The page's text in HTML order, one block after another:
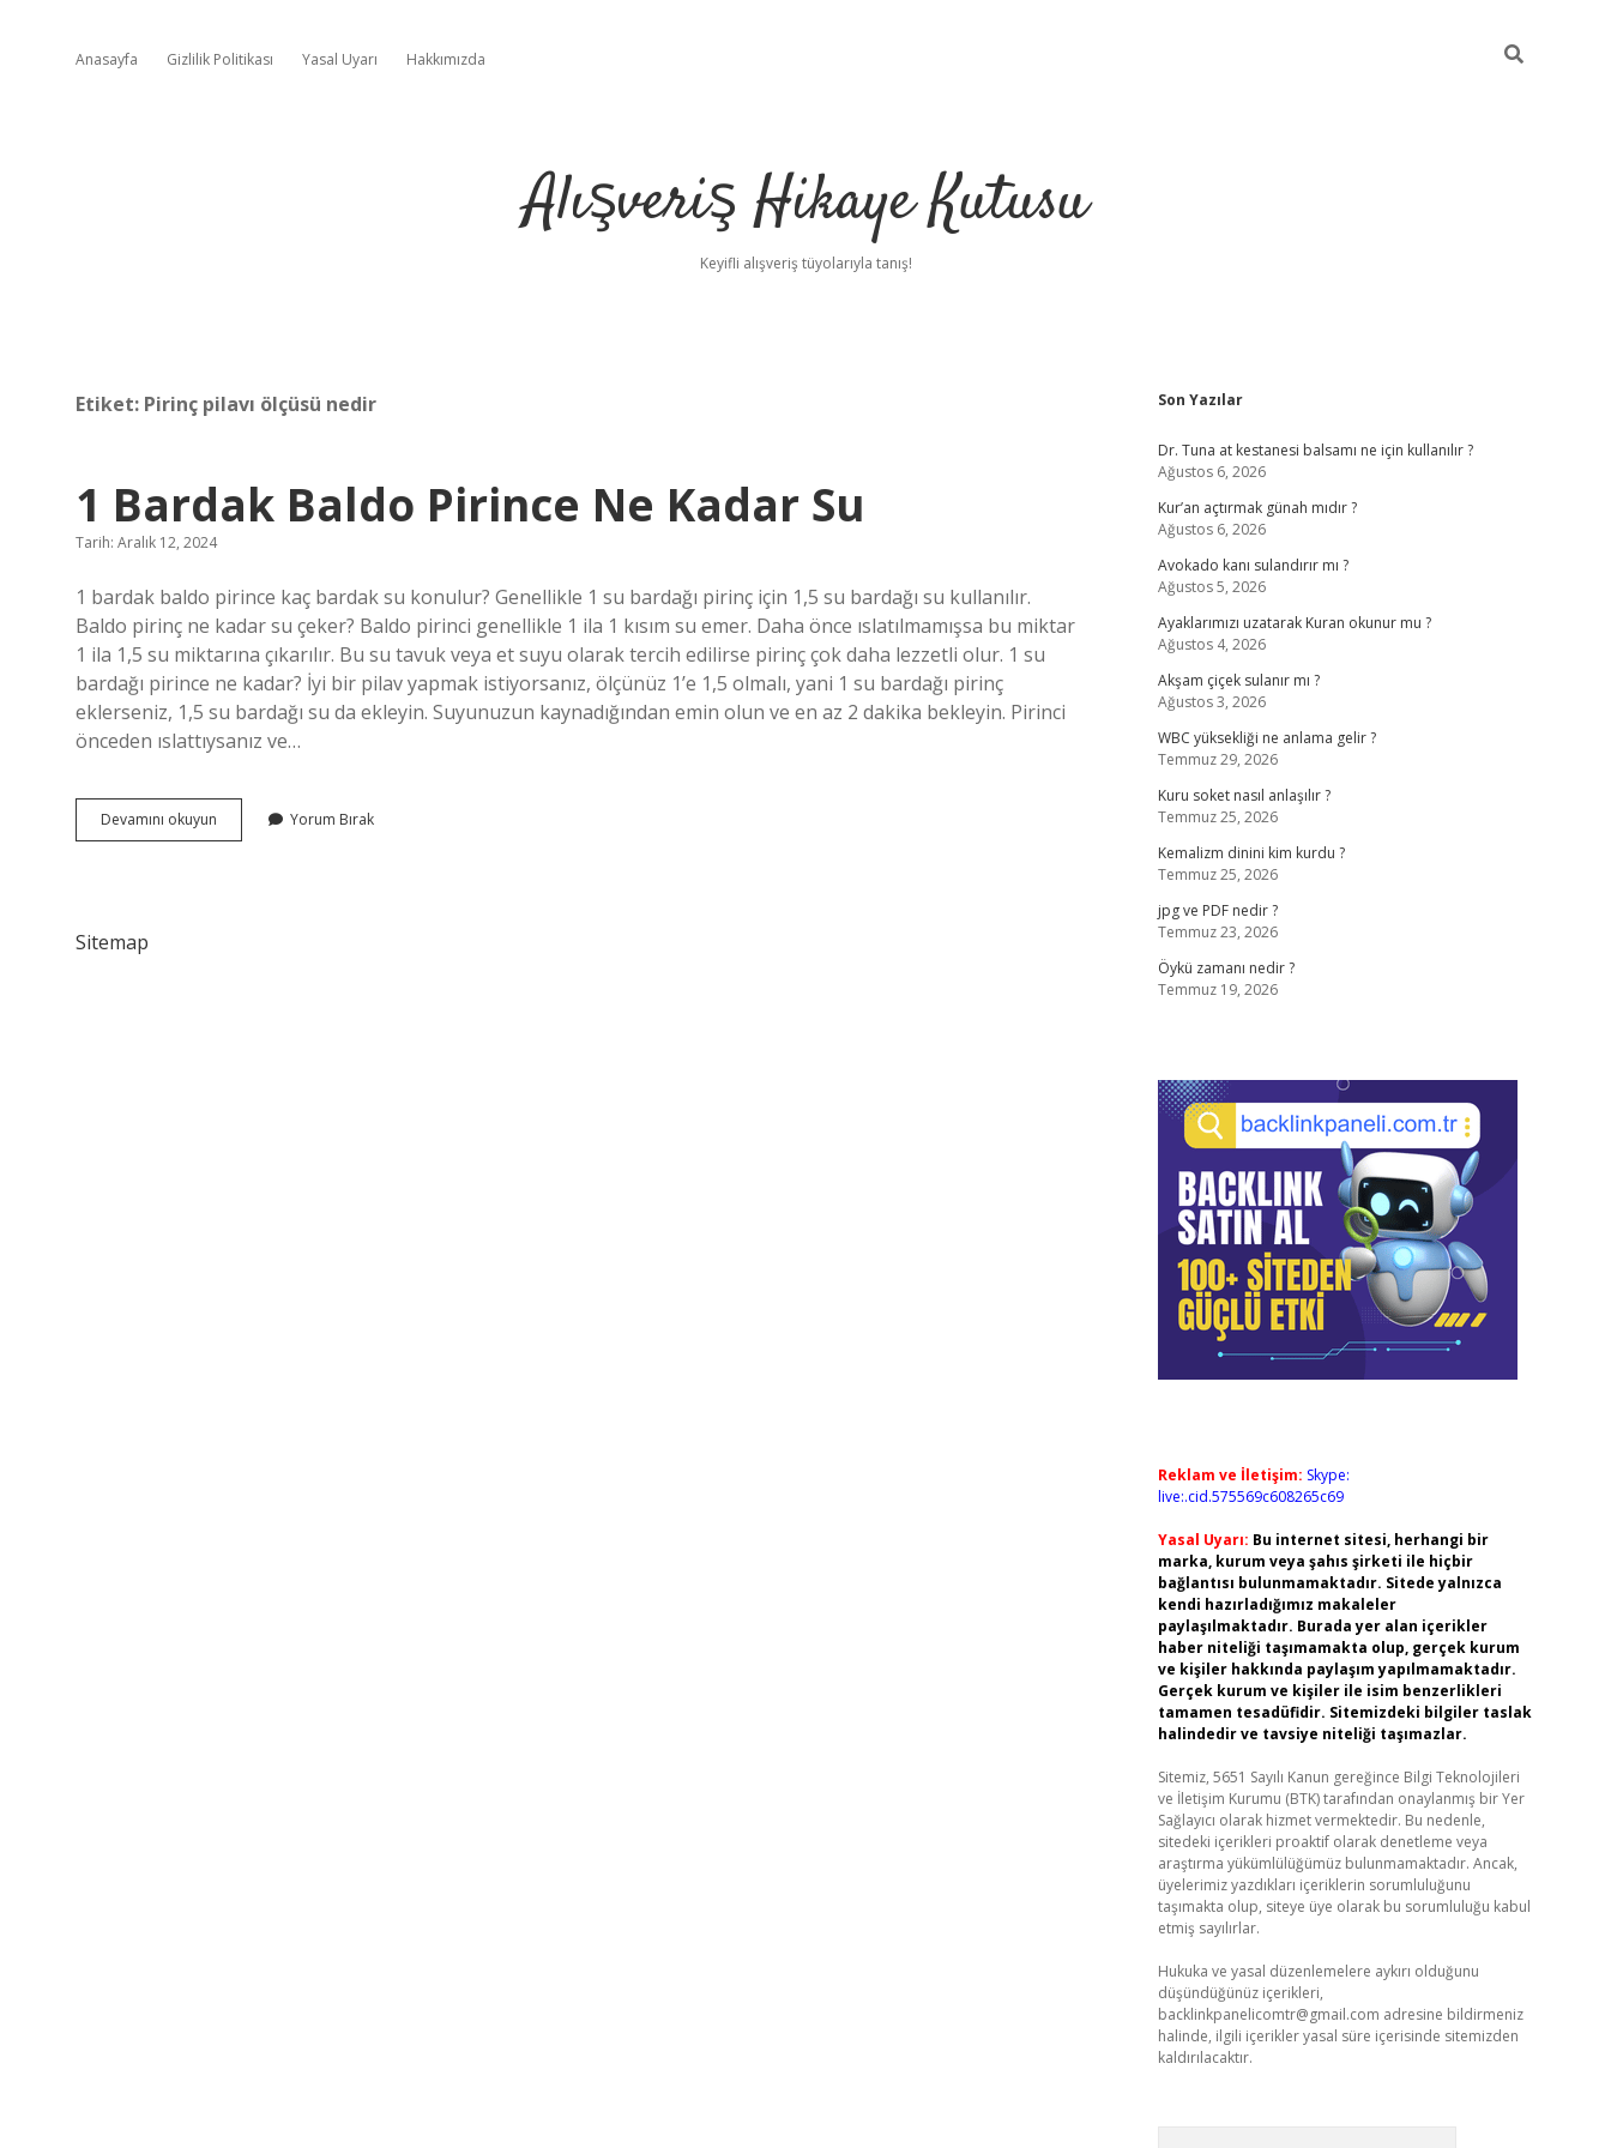
Anasayfa Gizlilik Politikası Yasal Uyarı Hakkımızda
Alışveriş Hikaye Kutusu
Keyifli alışveriş tüyolarıyla tanış!
Etiket: Pirinç pilavı ölçüsü nedir
1 Bardak Baldo Pirince Ne Kadar Su
Tarih: Aralık 12, 2024
1 bardak baldo pirince kaç bardak su konulur? Genellikle 1 su bardağı pirinç için 1,5 su bardağı su kullanılır.
Baldo pirinç ne kadar su çeker? Baldo pirinci genellikle 1 ila 1 kısım su emer. Daha önce ıslatılmamışsa bu miktar
1 ila 1,5 su miktarına çıkarılır. Bu su tavuk veya et suyu olarak tercih edilirse pirinç çok daha lezzetli olur. 1 su
bardağı pirince ne kadar? İyi bir pilav yapmak istiyorsanız, ölçünüz 1’e 1,5 olmalı, yani 1 su bardağı pirinç
eklerseniz, 1,5 su bardağı su da ekleyin. Suyunuzun kaynadığından emin olun ve en az 2 dakika bekleyin. Pirinci
önceden ıslattıysanız ve…
Devamını okuyun
Bardak
Yorum Bırak
Sitemap
Sidebar
Son Yazılar
Dr. Tuna at kestanesi balsamı ne için kullanılır ?
Ağustos 6, 2026
Kur’an açtırmak günah mıdır ?
Ağustos 6, 2026
Avokado kanı sulandırır mı ?
Ağustos 5, 2026
Ayaklarımızı uzatarak Kuran okunur mu ?
Ağustos 4, 2026
Akşam çiçek sulanır mı ?
Ağustos 3, 2026
WBC yüksekliği ne anlama gelir ?
Temmuz 29, 2026
Kuru soket nasıl anlaşılır ?
Temmuz 25, 2026
Kemalizm dinini kim kurdu ?
Temmuz 25, 2026
jpg ve PDF nedir ?
Temmuz 23, 2026
Öykü zamanı nedir ?
Temmuz 19, 2026
Reklam ve İletişim: Skype:
live:.cid.575569c608265c69
Yasal Uyarı: Bu internet sitesi, herhangi bir
marka, kurum veya şahıs şirketi ile hiçbir
bağlantısı bulunmamaktadır. Sitede yalnızca
kendi hazırladığımız makaleler
paylaşılmaktadır. Burada yer alan içerikler
haber niteliği taşımamakta olup, gerçek kurum
ve kişiler hakkında paylaşım yapılmamaktadır.
Gerçek kurum ve kişiler ile isim benzerlikleri
tamamen tesadüfidir. Sitemizdeki bilgiler taslak
halindedir ve tavsiye niteliği taşımazlar.
Sitemiz, 5651 Sayılı Kanun gereğince Bilgi Teknolojileri
ve İletişim Kurumu (BTK) tarafından onaylanmış bir Yer
Sağlayıcı olarak hizmet vermektedir. Bu nedenle,
sitedeki içerikleri proaktif olarak denetleme veya
araştırma yükümlülüğümüz bulunmamaktadır. Ancak,
üyelerimiz yazdıkları içeriklerin sorumluluğunu
taşımakta olup, siteye üye olarak bu sorumluluğu kabul
etmiş sayılırlar.
Hukuka ve yasal düzenlemelere aykırı olduğunu
düşündüğünüz içerikleri,
backlinkpanelicomtr@gmail.com adresine bildirmeniz
halinde, ilgili içerikler yasal süre içerisinde sitemizden
kaldırılacaktır.